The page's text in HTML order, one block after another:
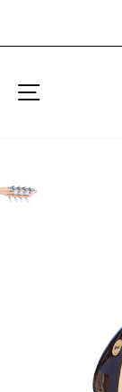
contenu